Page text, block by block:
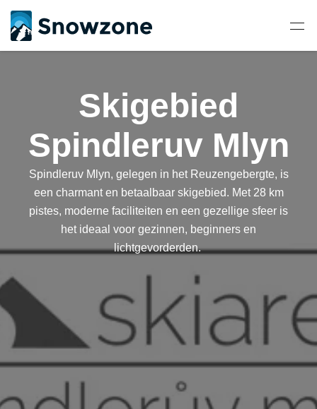
Skigebied
Spindleruv Mlyn
Spindleruv Mlyn, gelegen in het Reuzengebergte, is
een charmant en betaalbaar skigebied. Met 28 km
pistes, moderne faciliteiten en een gezellige sfeer is
het ideaal voor gezinnen, beginners en
lichtgevorderden.